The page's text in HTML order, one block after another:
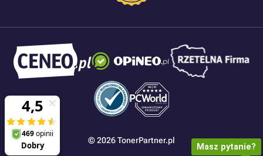
© 2026 TonerPartner.pl
Masz pytanie?